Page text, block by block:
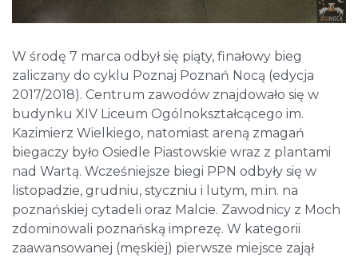
W środę 7 marca odbył się piąty, finałowy bieg
zaliczany do cyklu Poznaj Poznań Nocą (edycja
2017/2018). Centrum zawodów znajdowało się w
budynku XIV Liceum Ogólnokształcącego im.
Kazimierz Wielkiego, natomiast areną zmagań
biegaczy było Osiedle Piastowskie wraz z plantami
nad Wartą. Wcześniejsze biegi PPN odbyły się w
listopadzie, grudniu, styczniu i lutym, m.in. na
poznańskiej cytadeli oraz Malcie. Zawodnicy z Moch
zdominowali poznańską imprezę. W kategorii
zaawansowanej (męskiej) pierwsze miejsce zajął